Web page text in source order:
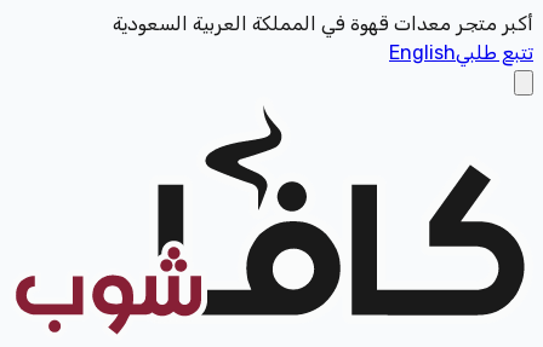
أكبر متجر معدات قهوة في المملكة العربية السعودية
تتبع طلبيEnglish